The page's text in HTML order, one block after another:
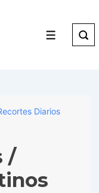
Menu
Diarios
/